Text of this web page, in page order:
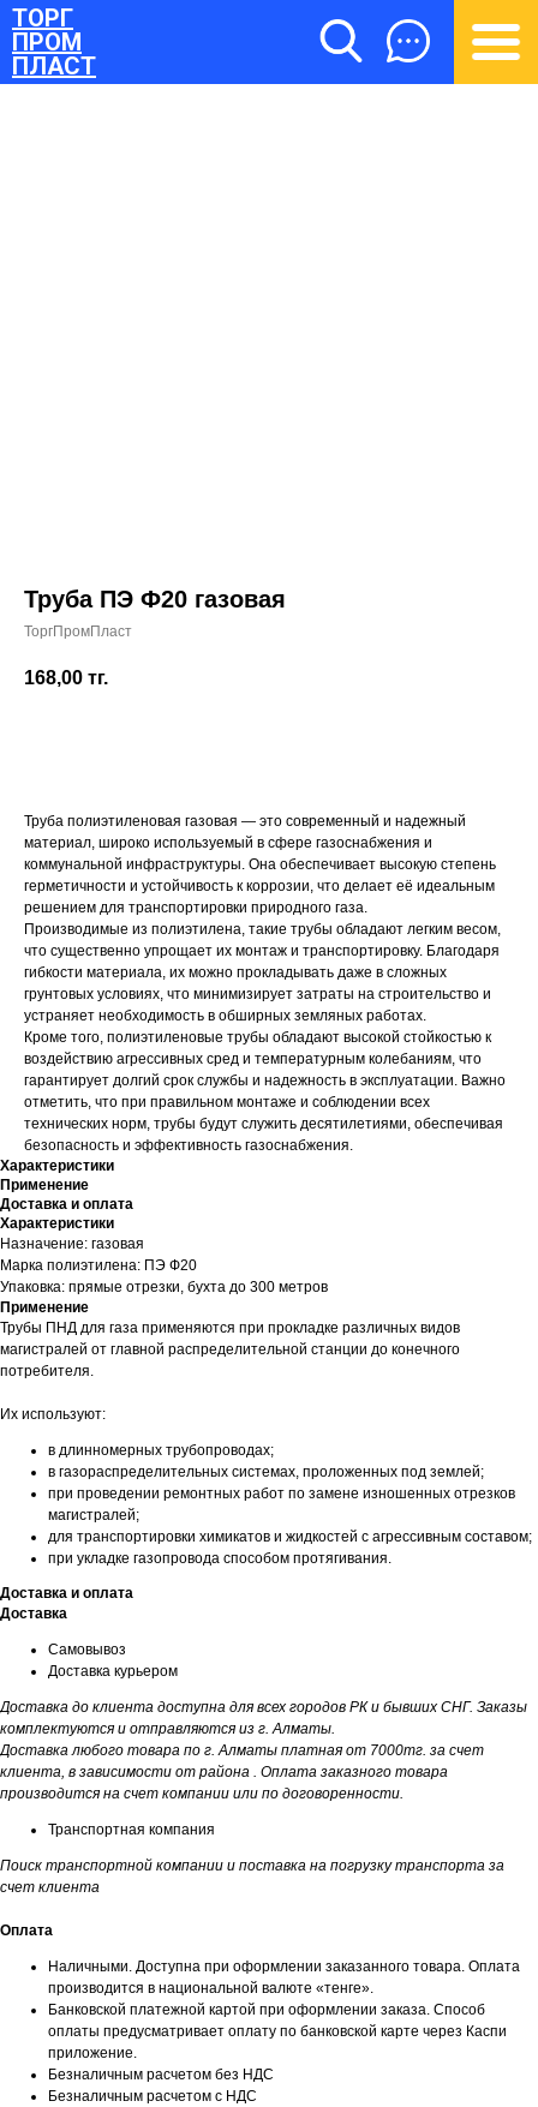
ТОРГ
ПРОМ
ПЛАСТ
(700) 730-70-73
Труба ПЭ Ф20 газовая
ТоргПромПласт
168,00 тг.
Труба полиэтиленовая газовая — это современный и надежный
материал, широко используемый в сфере газоснабжения и
коммунальной инфраструктуры. Она обеспечивает высокую степень
герметичности и устойчивость к коррозии, что делает её идеальным
решением для транспортировки природного газа.
Производимые из полиэтилена, такие трубы обладают легким весом,
что существенно упрощает их монтаж и транспортировку. Благодаря
гибкости материала, их можно прокладывать даже в сложных
грунтовых условиях, что минимизирует затраты на строительство и
устраняет необходимость в обширных земляных работах.
Кроме того, полиэтиленовые трубы обладают высокой стойкостью к
воздействию агрессивных сред и температурным колебаниям, что
гарантирует долгий срок службы и надежность в эксплуатации. Важно
отметить, что при правильном монтаже и соблюдении всех
технических норм, трубы будут служить десятилетиями, обеспечивая
безопасность и эффективность газоснабжения.
Характеристики
Применение
Доставка и оплата
Характеристики
Назначение: газовая
Марка полиэтилена: ПЭ Ф20
Упаковка: прямые отрезки, бухта до 300 метров
Применение
Трубы ПНД для газа применяются при прокладке различных видов
магистралей от главной распределительной станции до конечного
потребителя.
Их используют:
в длинномерных трубопроводах;
в газораспределительных системах, проложенных под землей;
при проведении ремонтных работ по замене изношенных отрезков
магистралей;
для транспортировки химикатов и жидкостей с агрессивным составом;
при укладке газопровода способом протягивания.
Доставка и оплата
Доставка
Самовывоз
Доставка курьером
Доставка до клиента доступна для всех городов РК и бывших СНГ. Заказы
комплектуются и отправляются из г. Алматы.
Доставка любого товара по г. Алматы платная от 7000тг. за счет
клиента, в зависимости от района . Оплата заказного товара
производится на счет компании или по договоренности.
Транспортная компания
Поиск транспортной компании и поставка на погрузку транспорта за
счет клиента
Оплата
Наличными. Доступна при оформлении заказанного товара. Оплата
производится в национальной валюте «тенге».
Банковской платежной картой при оформлении заказа. Способ
оплаты предусматривает оплату по банковской карте через Каспи
приложение.
Безналичным расчетом без НДС
Безналичным расчетом с НДС